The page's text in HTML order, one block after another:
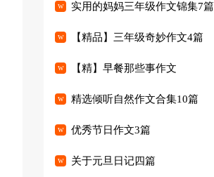
实用的妈妈三年级作文锦集7篇
【精品】三年级奇妙作文4篇
【精】早餐那些事作文
精选倾听自然作文合集10篇
优秀节日作文3篇
关于元旦日记四篇